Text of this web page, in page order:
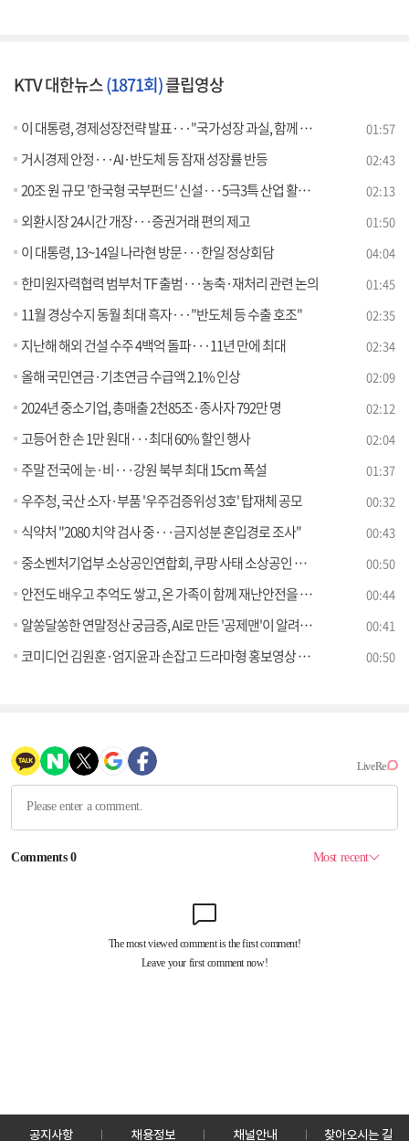
KTV 대한뉴스(1871회)클립영상
이 대통령, 경제성장전략 발표···"국가성장 과실, 함께 누려야" 01:57
거시경제 안정···AI·반도체 등 잠재 성장률 반등 02:43
20조 원 규모 '한국형 국부펀드' 신설···5극3특 산업 활성화 02:13
외환시장 24시간 개장···증권거래 편의 제고 01:50
이 대통령, 13~14일 나라현 방문···한일 정상회담 04:04
한미원자력협력 범부처 TF 출범···농축·재처리 관련 논의 01:45
11월 경상수지 동월 최대 흑자···"반도체 등 수출 호조" 02:35
지난해 해외 건설 수주 4백억 돌파···11년 만에 최대 02:34
올해 국민연금·기초연금 수급액 2.1% 인상 02:09
2024년 중소기업, 총매출 2천85조·종사자 792만 명 02:12
고등어 한 손 1만 원대···최대 60% 할인 행사 02:04
주말 전국에 눈·비···강원 북부 최대 15cm 폭설 01:37
우주청, 국산 소자·부품 '우주검증위성 3호' 탑재체 공모 00:32
식약처 "2080 치약 검사 중···금지성분 혼입경로 조사" 00:43
중소벤처기업부 소상공인연합회, 쿠팡 사태 소상공인 피해 조사에 나선다 00:50
안전도 배우고 추억도 쌓고, 온 가족이 함께 재난안전을 체험해 보세요 00:44
알쏭달쏭한 연말정산 궁금증, AI로 만든 '공제맨'이 알려줍니다 00:41
코미디언 김원훈·엄지윤과 손잡고 드라마형 홍보영상 공개 00:50
공지사항 채용정보 채널안내 찾아오시는 길